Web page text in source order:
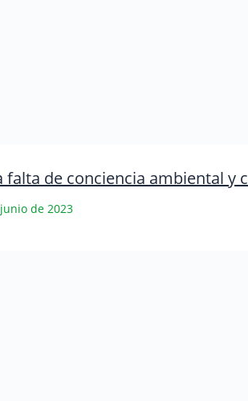
falta de conciencia ambiental y
de 2023